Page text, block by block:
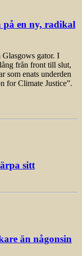
på en ny, radikal
Glasgows gator. I
från front till slut,
som enats underden
for Climate Justice”.
sitt
än någonsin